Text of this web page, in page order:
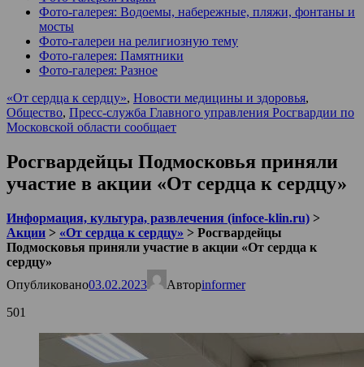
Фото-галерея: Водоемы, набережные, пляжи, фонтаны и
мосты
Фото-галереи на религиозную тему
Фото-галерея: Памятники
Фото-галерея: Разное
«От сердца к сердцу», Новости медицины и здоровья,
Общество, Пресс-служба Главного управления Росгвардии по
Московской области сообщает
Росгвардейцы Подмосковья приняли
участие в акции «От сердца к сердцу»
Информация, культура, развлечения (infoce-klin.ru) >
Акции > «От сердца к сердцу» > Росгвардейцы
Подмосковья приняли участие в акции «От сердца к
сердцу»
Опубликовано03.02.2023 Авторinformer
501